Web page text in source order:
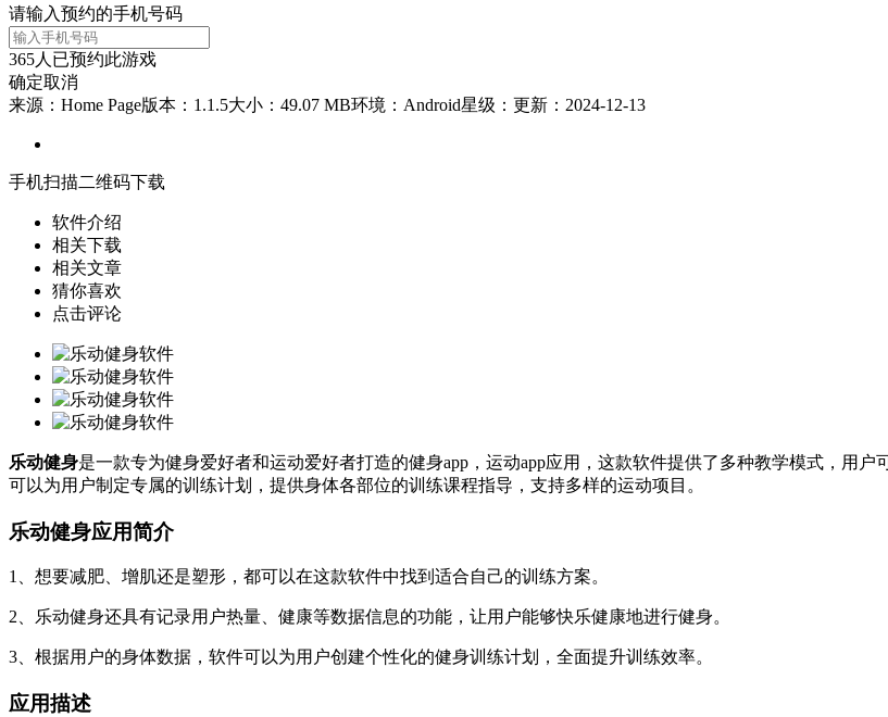
请输入预约的手机号码
365人已预约此游戏
确定取消
来源：Home Page版本：1.1.5大小：49.07 MB环境：Android星级： 更新：2024-12-13
手机扫描二维码下载
软件介绍
相关下载
相关文章
猜你喜欢
点击评论
乐动健身是一款专为健身爱好者和运动爱好者打造的健身app，运动app应用，这款软件提供了多种教学模式，用
可以为用户制定专属的训练计划，提供身体各部位的训练课程指导，支持多样的运动项目。
乐动健身应用简介
1、想要减肥、增肌还是塑形，都可以在这款软件中找到适合自己的训练方案。
2、乐动健身还具有记录用户热量、健康等数据信息的功能，让用户能够快乐健康地进行健身。
3、根据用户的身体数据，软件可以为用户创建个性化的健身训练计划，全面提升训练效率。
应用描述